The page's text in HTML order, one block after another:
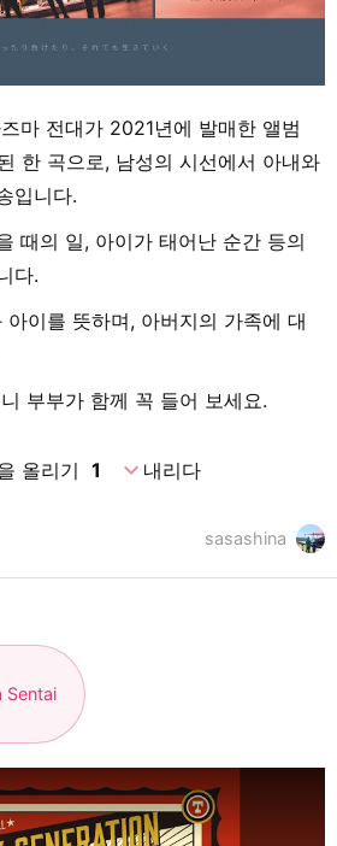
마 전대가 2021년에 발매한 앨범
한 곡으로, 남성의 시선에서 아내와
입니다.
때의 일, 아이가 태어난 순간 등의
다.
아이를 뜻하며, 아버지의 가족에 대
부부가 함께 꼭 들어 보세요.
올리기 1 expand_more내리다
sasashina
Sentai